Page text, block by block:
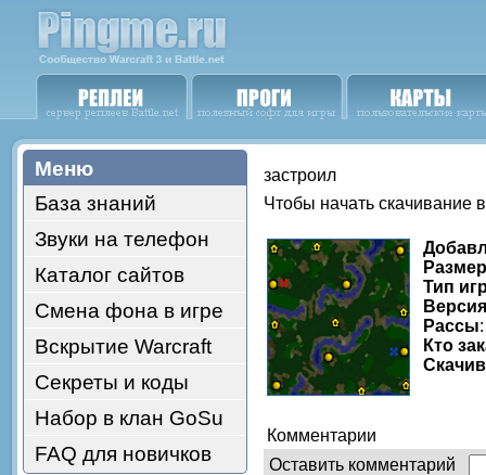
Меню
База знаний
Звуки на телефон
Каталог сайтов
Смена фона в игре
Вскрытие Warcraft
Секреты и коды
Набор в клан GoSu
FAQ для новичков
застроил
Чтобы начать скачивание
Тип
Рассы
Кто
Комментарии
Оставить комментарий